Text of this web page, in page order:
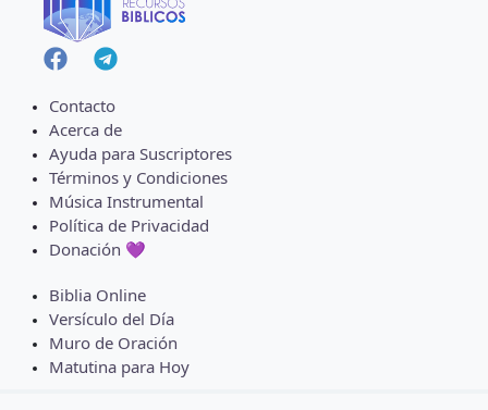
Contacto
Acerca de
Ayuda para Suscriptores
Términos y Condiciones
Música Instrumental
Política de Privacidad
Donación 💜
Biblia Online
Versículo del Día
Muro de Oración
Matutina para Hoy